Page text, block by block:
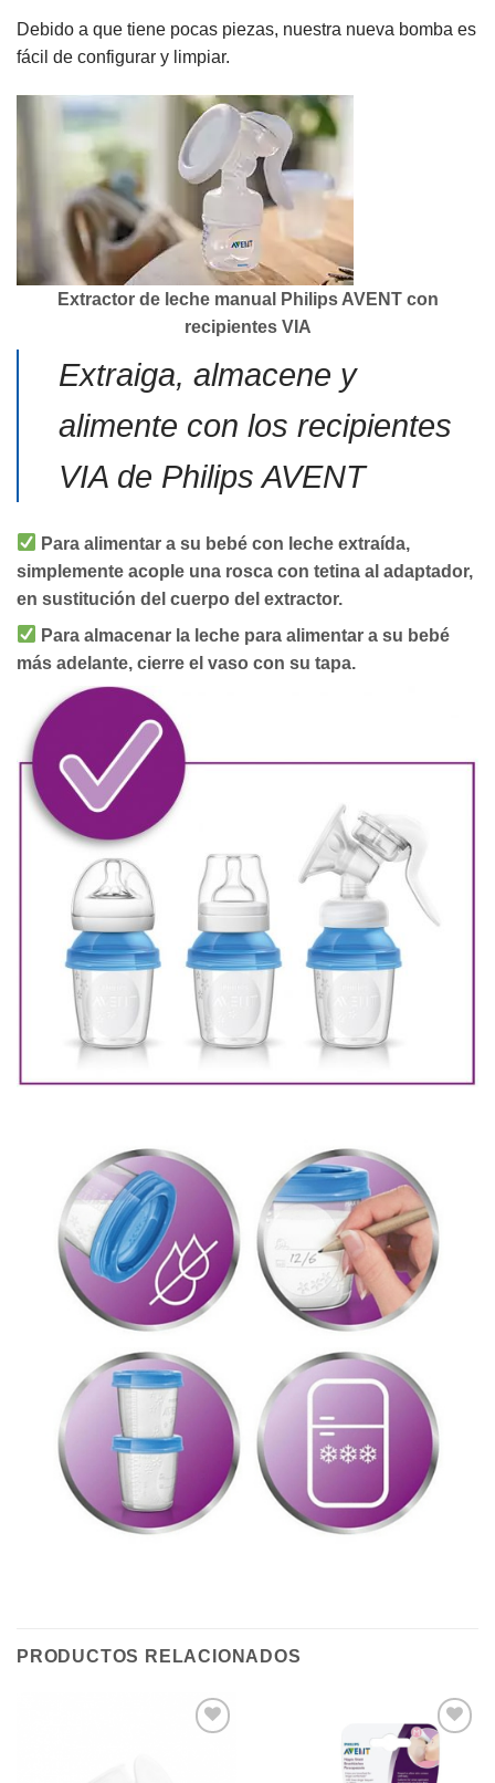
Debido a que tiene pocas piezas, nuestra nueva bomba es
fácil de configurar y limpiar.
Extractor de leche manual Philips AVENT con
recipientes VIA
Extraiga, almacene y
alimente con los recipientes
VIA de Philips AVENT
Para alimentar a su bebé con leche extraída,
simplemente acople una rosca con tetina al adaptador,
en sustitución del cuerpo del extractor.
Para almacenar la leche para alimentar a su bebé
más adelante, cierre el vaso con su tapa.
PRODUCTOS RELACIONADOS